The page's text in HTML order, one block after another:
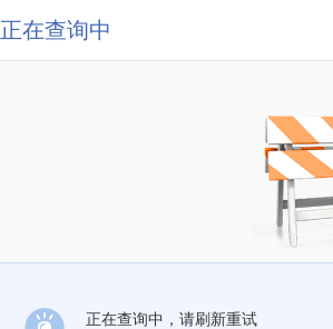
正在查询中
正在查询中，请刷新重试